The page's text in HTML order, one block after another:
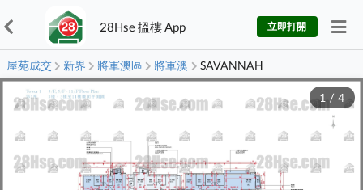
28Hse 搵樓 App 立即打開
屋苑成交 新界 將軍澳區 將軍澳 SAVANNAH
1 / 4